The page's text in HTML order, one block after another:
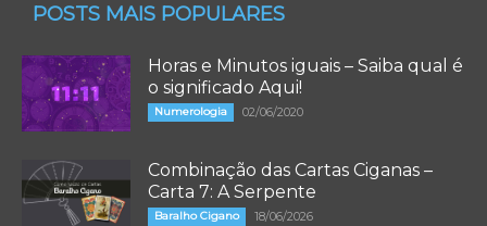
POSTS MAIS POPULARES
Horas e Minutos iguais – Saiba qual é
o significado Aqui!
Numerologia 02/06/2020
Combinação das Cartas Ciganas –
Carta 7: A Serpente
Baralho Cigano 18/06/2026